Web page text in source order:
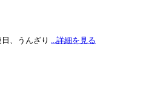
、うんざり ...詳細を見る